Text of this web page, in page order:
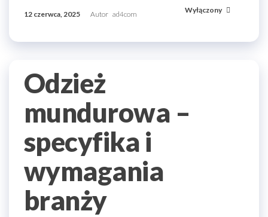
12 czerwca, 2025 Autor ad4com Wyłączony
Odzież
mundurowa –
specyfika i
wymagania
branży